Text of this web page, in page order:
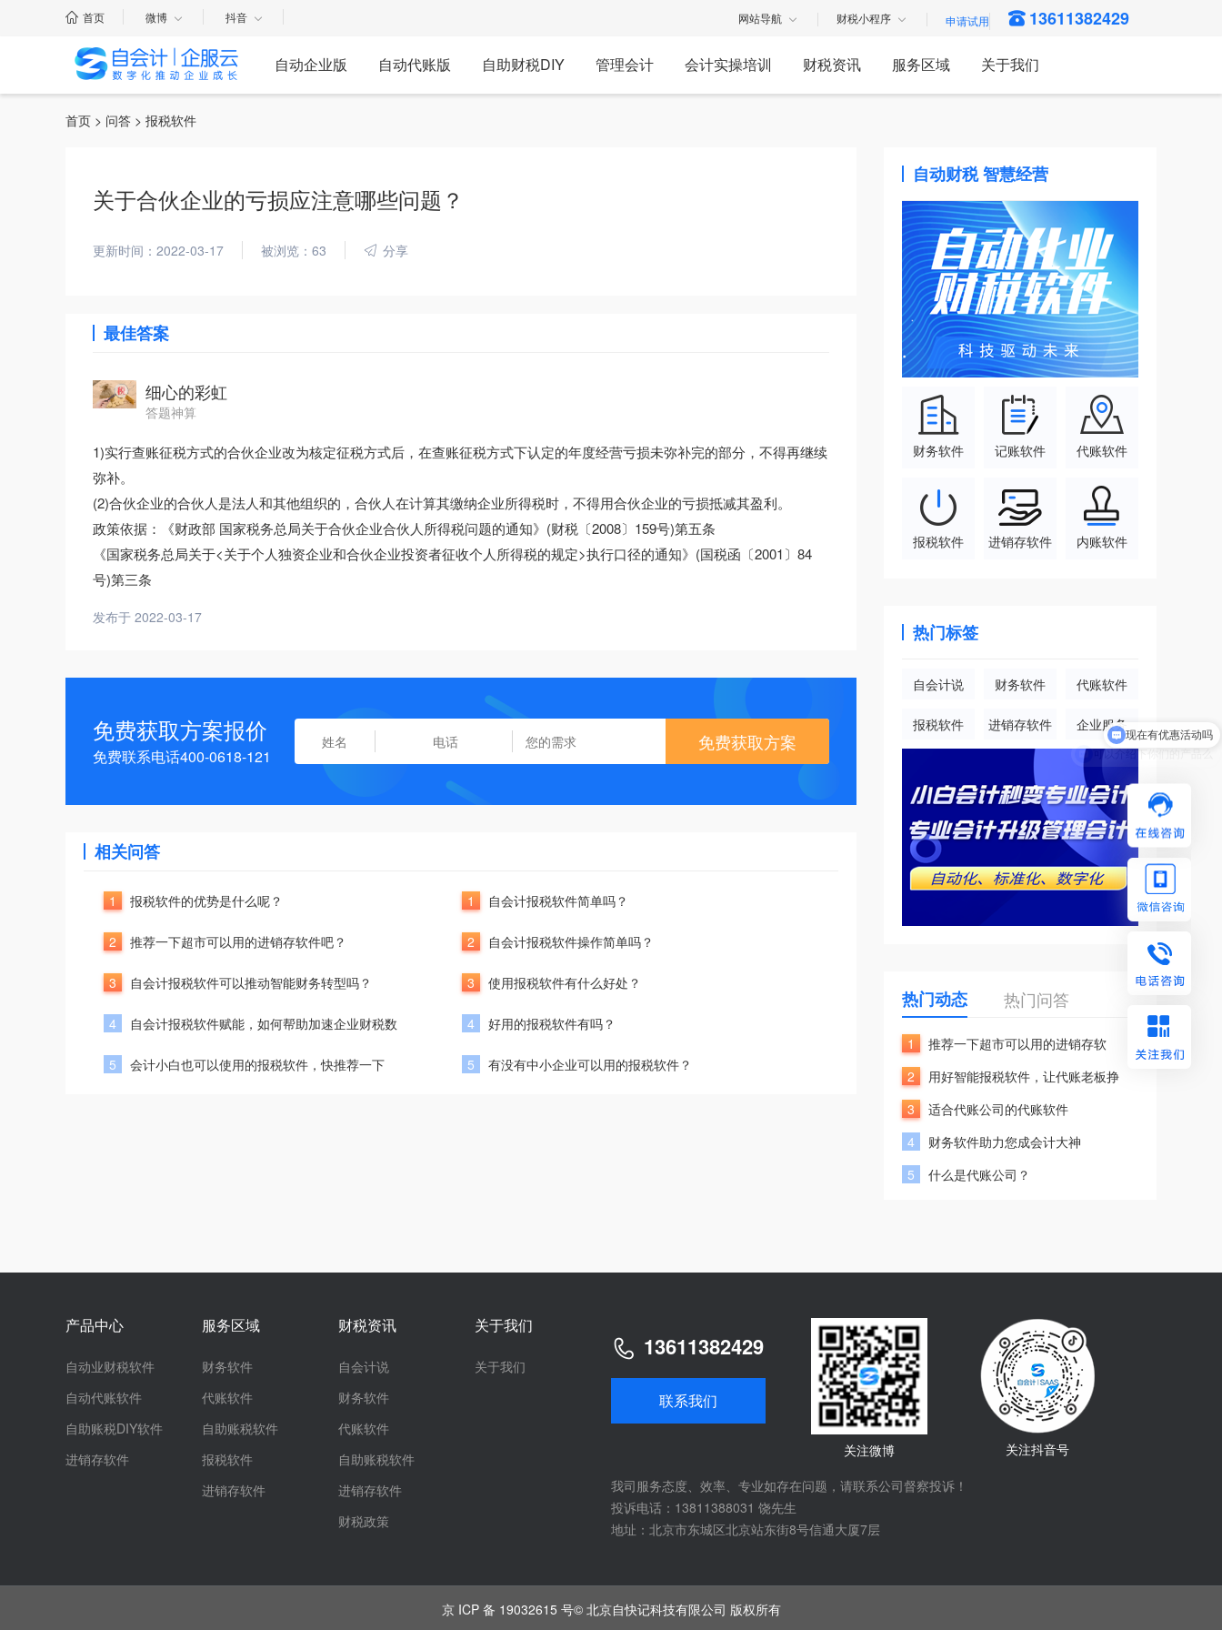
首页 微博 抖音 网站导航 财税小程序 13611382429
自动企业版 自动代账版 自助财税DIY 管理会计 会计实操培训 财税资讯 服务区域 关于我们
首页 > 问答 > 报税软件
关于合伙企业的亏损应注意哪些问题？
更新时间：2022-03-17 被浏览：63 分享
最佳答案
细心的彩虹
答题神算
1)实行查账征税方式的合伙企业改为核定征税方式后，在查账征税方式下认定的年度经营亏损未弥补完的部分，不得再继续
弥补。
(2)合伙企业的合伙人是法人和其他组织的，合伙人在计算其缴纳企业所得税时，不得用合伙企业的亏损抵减其盈利。
政策依据：《财政部 国家税务总局关于合伙企业合伙人所得税问题的通知》(财税〔2008〕159号)第五条
《国家税务总局关于<关于个人独资企业和合伙企业投资者征收个人所得税的规定>执行口径的通知》(国税函〔2001〕84
号)第三条
发布于 2022-03-17
免费获取方案报价
免费联系电话400-0618-121
免费获取方案
相关问答
1 报税软件的优势是什么呢？
2 推荐一下超市可以用的进销存软件吧？
3 自会计报税软件可以推动智能财务转型吗？
4 自会计报税软件赋能，如何帮助加速企业财税数
5 会计小白也可以使用的报税软件，快推荐一下
1 自会计报税软件简单吗？
2 自会计报税软件操作简单吗？
3 使用报税软件有什么好处？
4 好用的报税软件有吗？
5 有没有中小企业可以用的报税软件？
自动财税 智慧经营
财务软件 记账软件 代账软件
报税软件 进销存软件 内账软件
热门标签
自会计说 财务软件 代账软件
报税软件 进销存软件 企业服务
热门动态 热门问答
1
推荐一下超市可以用的进销存软
2
用好智能报税软件，让代账老板挣
3
适合代账公司的代账软件
4
财务软件助力您成会计大神
5
什么是代账公司？
产品中心
自动业财税软件
自动代账软件
自助账税DIY软件
进销存软件
服务区域
财务软件
代账软件
自助账税软件
报税软件
进销存软件
财税资讯
自会计说
财务软件
代账软件
自助账税软件
进销存软件
财税政策
关于我们
关于我们
13611382429
联系我们
关注微博
关注抖音号
我司服务态度、效率、专业如存在问题，请联系公司督察投诉！
投诉电话：13811388031 饶先生
地址：北京市东城区北京站东街8号信通大厦7层
京 ICP 备 19032615 号© 北京自快记科技有限公司 版权所有
可以介绍下你们的产品么